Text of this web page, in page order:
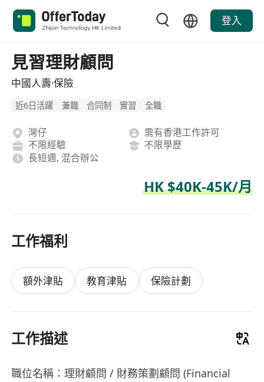
登入
見習理財顧問
中國人壽·保險
近6日活躍 兼職 合同制 實習 全職
灣仔
需有香港工作許可
不限經驗
不限學歷
長短週, 混合辦公
HK $40K-45K/月
工作福利
額外津貼 教育津貼 保險計劃
工作描述
職位名稱：理財顧問 / 財務策劃顧問 (Financial